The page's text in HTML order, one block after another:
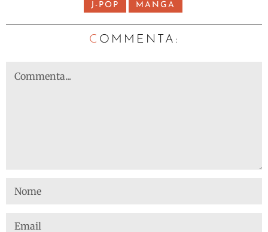
J-POP MANGA
C OMMENTA: